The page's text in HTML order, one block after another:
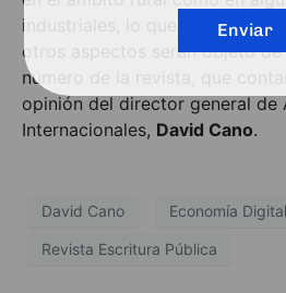
industriales, lo que genera
otros aspectos serán objeto
número de la revista, que
opinión del director general de
Internacionales, David Cano.
David Cano Economía Digital
Revista Escritura Pública
Enviar